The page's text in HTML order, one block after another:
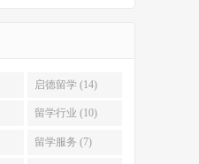
启德留学 (14)
留学行业 (10)
留学服务 (7)